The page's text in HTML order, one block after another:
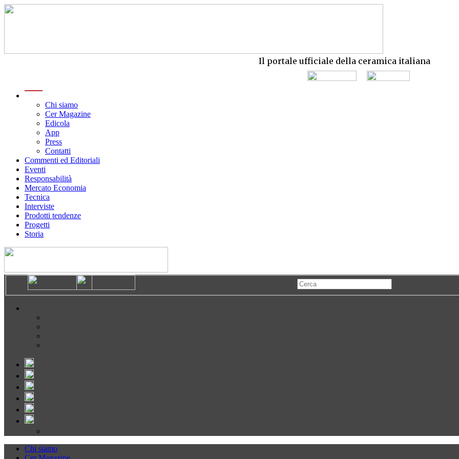
Il portale ufficiale della ceramica italiana
Chi siamo
Cer Magazine
Edicola
App
Press
Contatti
Commenti ed Editoriali
Eventi
Responsabilità
Mercato Economia
Tecnica
Interviste
Prodotti tendenze
Progetti
Storia
Chi siamo